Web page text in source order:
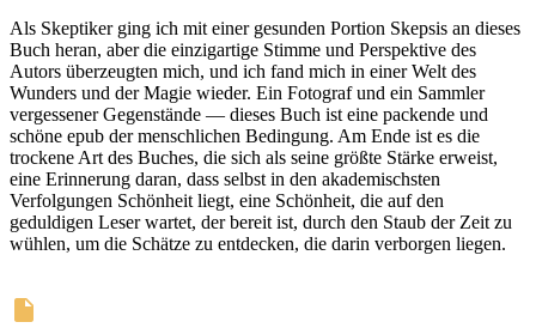
Als Skeptiker ging ich mit einer gesunden Portion Skepsis an dieses
Buch heran, aber die einzigartige Stimme und Perspektive des
Autors überzeugten mich, und ich fand mich in einer Welt des
Wunders und der Magie wieder. Ein Fotograf und ein Sammler
vergessener Gegenstände — dieses Buch ist eine packende und
schöne epub der menschlichen Bedingung. Am Ende ist es die
trockene Art des Buches, die sich als seine größte Stärke erweist,
eine Erinnerung daran, dass selbst in den akademischsten
Verfolgungen Schönheit liegt, eine Schönheit, die auf den
geduldigen Leser wartet, der bereit ist, durch den Staub der Zeit zu
wühlen, um die Schätze zu entdecken, die darin verborgen liegen.